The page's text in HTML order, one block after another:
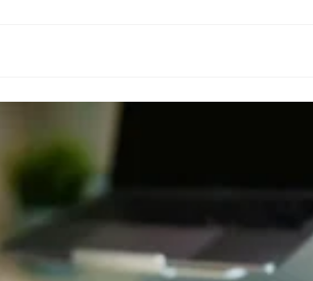
Bandung – Menyambut pergantian
tahun 2026, restoran all you can
eat Kakkoii All You Can Eat
Pernah gak
ngerjain
iseng, eh